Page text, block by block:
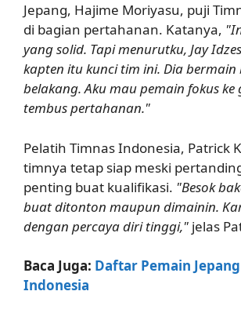
Jepang, Hajime Moriyasu, puji
di bagian pertahanan. Katanya,
yang solid. Tapi menurutku, Jay
kapten itu kunci tim ini. Dia bermain
belakang. Aku mau pemain fokus ke
tembus pertahanan."
Pelatih Timnas Indonesia, Patrick
timnya tetap siap meski
penting buat kualifikasi. "Besok
buat ditonton maupun dimainin.
dengan percaya diri tinggi," jelas
Baca Juga: Daftar Pemain
Indonesia